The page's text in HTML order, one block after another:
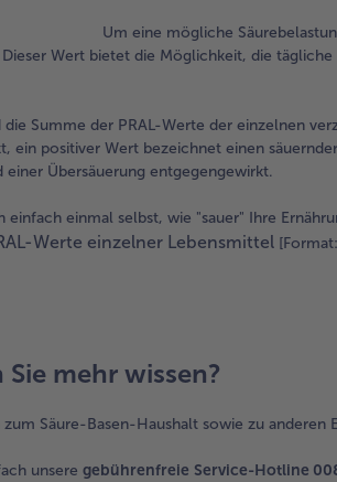
Um eine mögliche
Wert bietet die Möglichkeit, die
Summe der PRAL-Werte der einzelnen
ein positiver Wert bezeichnet einen
einer Übersäuerung entgegengewirkt.
einfach einmal selbst, wie "sauer" Ihre
Werte einzelner Lebensmittel
mehr wissen?
zum Säure-Basen-Haushalt sowie zu
unsere gebührenfreie Service-Hotline